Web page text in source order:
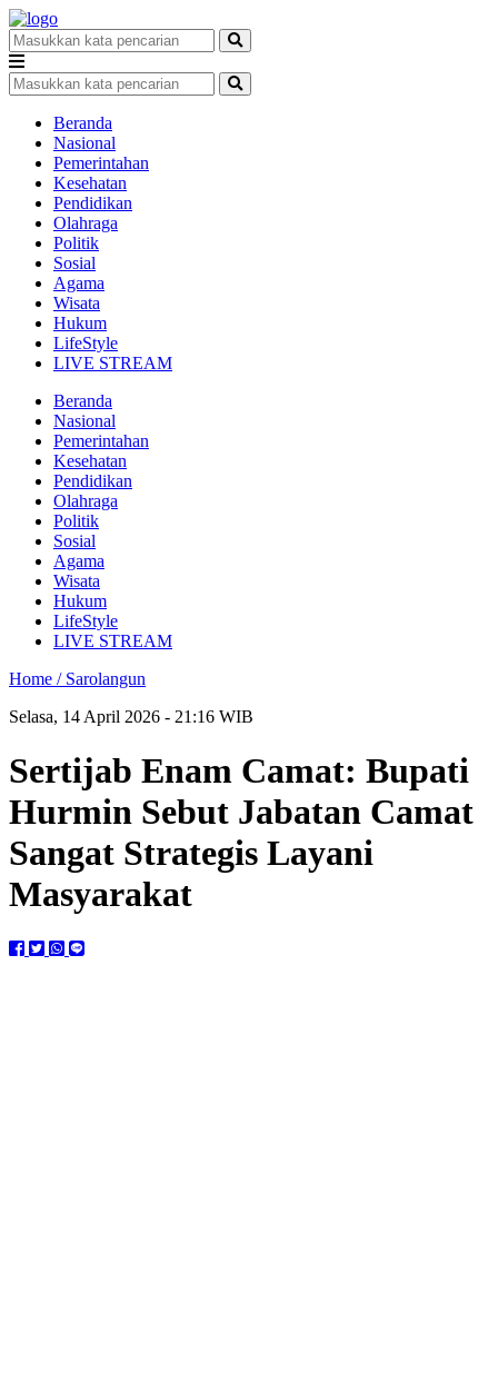
Beranda
Nasional
Pemerintahan
Kesehatan
Pendidikan
Olahraga
Politik
Sosial
Agama
Wisata
Hukum
LifeStyle
LIVE STREAM
Beranda
Nasional
Pemerintahan
Kesehatan
Pendidikan
Olahraga
Politik
Sosial
Agama
Wisata
Hukum
LifeStyle
LIVE STREAM
Home / Sarolangun
Selasa, 14 April 2026 - 21:16 WIB
Sertijab Enam Camat: Bupati
Hurmin Sebut Jabatan Camat
Sangat Strategis Layani
Masyarakat